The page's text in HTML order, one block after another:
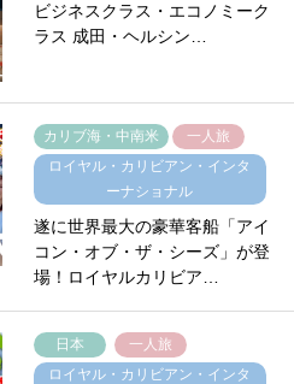
ビジネスクラス・エコノミーク
ラス 成田・ヘルシン…
カリブ海・中南米
一人旅
ロイヤル・カリビアン・インタ
ーナショナル
遂に世界最大の豪華客船「アイ
コン・オブ・ザ・シーズ」が登
場！ロイヤルカリビア…
日本
一人旅
ロイヤル・カリビアン・インタ